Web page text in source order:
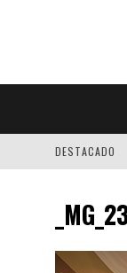
DESTACADO